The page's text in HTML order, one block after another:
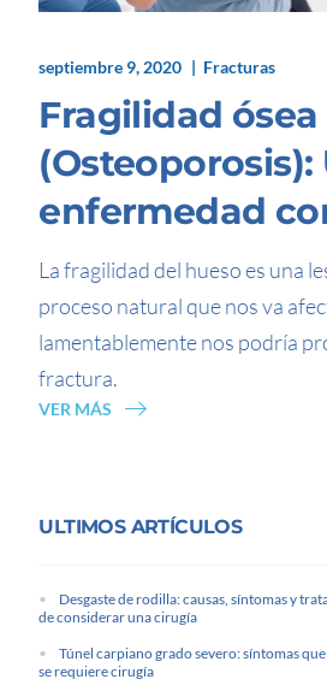
septiembre 9, 2020 Fracturas
Fragilidad ósea
(Osteoporosis):
enfermedad
La fragilidad del hueso es una
proceso natural que nos va
lamentablemente nos podría
fractura.
VER MÁS
ULTIMOS ARTÍCULOS
Desgaste de rodilla: causas, síntomas y
de considerar una cirugía
Túnel carpiano grado severo: síntomas
se requiere cirugía